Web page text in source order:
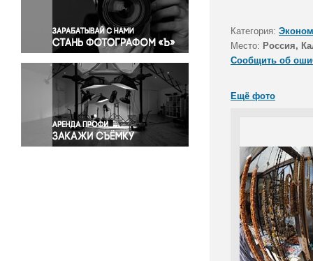
Правосудие
Происшествия и конфликты
Религия
Светская жизнь
Спорт
Экология
Экономика и бизнес
Категория:
Место: Россия,
Сообщить об
Ещё фото